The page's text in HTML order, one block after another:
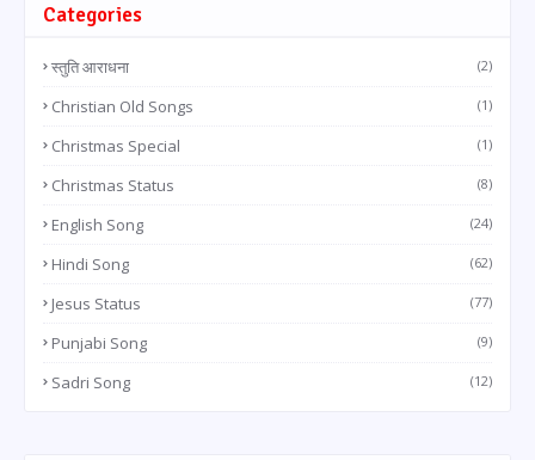
Categories
स्तुति आराधना (2)
Christian Old Songs (1)
Christmas Special (1)
Christmas Status (8)
English Song (24)
Hindi Song (62)
Jesus Status (77)
Punjabi Song (9)
Sadri Song (12)